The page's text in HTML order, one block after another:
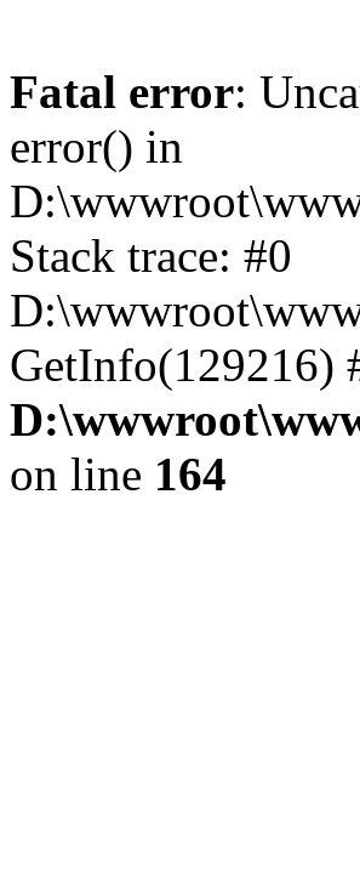
Fatal error:
error() in
Stack trace: #0
on line 164